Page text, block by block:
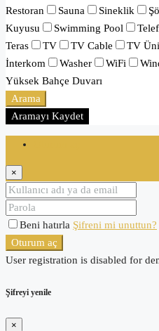
Restoran
Sauna Sineklik
Kuyusu
Swimming Pool
Teras
TV TV Cable TV
İnterkom
Washer WiFi
Yüksek Bahçe Duvarı
Arama
Aramayı Kaydet
×
Beni hatırla Şifreni mi unuttun?
Oturum aç
User registration is disabled for
Şifreyi yenile
×